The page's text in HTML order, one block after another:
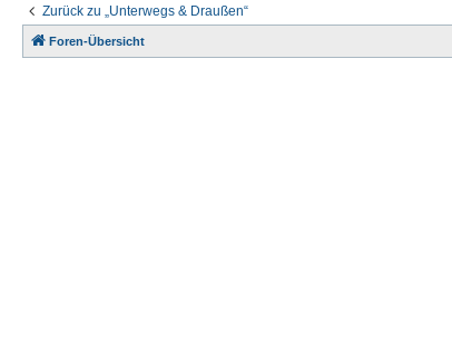
Zurück zu „Unterwegs & Draußen“
Foren-Übersicht